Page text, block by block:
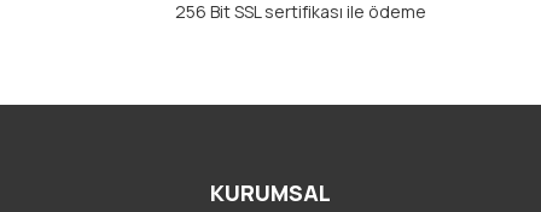
256 Bit SSL sertifikası ile ödeme
KURUMSAL